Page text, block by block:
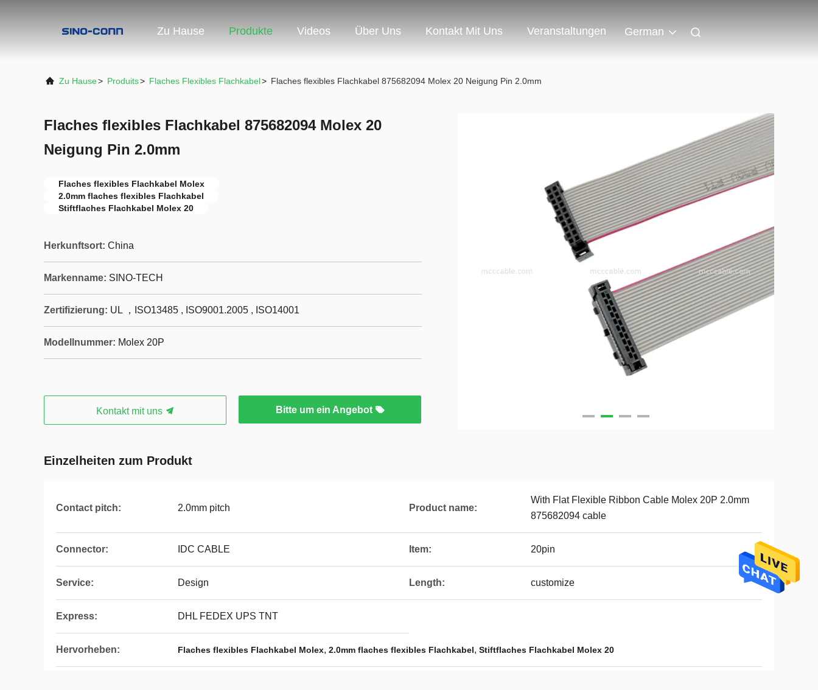
Zu Hause Produkte Videos Über Uns Kontakt Mit Uns Veranstaltungen German
Zu Hause> Produits> Flaches Flexibles Flachkabel> Flaches flexibles Flachkabel 875682094 Molex 20 Neigung Pin 2.0mm
Flaches flexibles Flachkabel 875682094 Molex 20
Neigung Pin 2.0mm
Flaches flexibles Flachkabel Molex
2.0mm flaches flexibles Flachkabel
Stiftflaches Flachkabel Molex 20
Herkunftsort: China
Markenname: SINO-TECH
Zertifizierung: UL ，ISO13485 , ISO9001.2005 , ISO14001
Modellnummer: Molex 20P
Kontakt mit uns Bitte um ein Angebot
Einzelheiten zum Produkt
Contact pitch: 2.0mm pitch Product name:
With Flat Flexible Ribbon Cable Molex 20P 2.0mm
875682094 cable
Connector: IDC CABLE Item: 20pin
Service: Design Length: customize
Express: DHL FEDEX UPS TNT
Hervorheben: Flaches flexibles Flachkabel Molex, 2.0mm flaches flexibles Flachkabel, Stiftflaches Flachkabel Molex 20